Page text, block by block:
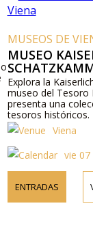
MUSEOS DE
MUSEO
EN VIENA
Descubra la
Imperial de
históricos y
Viena
vie
ENTRADAS